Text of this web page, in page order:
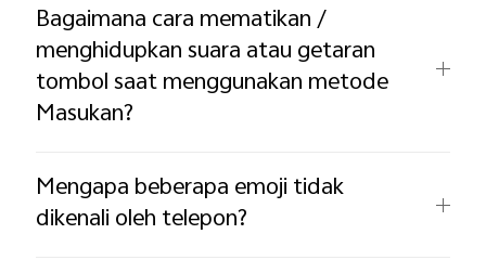
Bagaimana cara mematikan /
menghidupkan suara atau getaran
tombol saat menggunakan metode
Masukan?
Mengapa beberapa emoji tidak
dikenali oleh telepon?